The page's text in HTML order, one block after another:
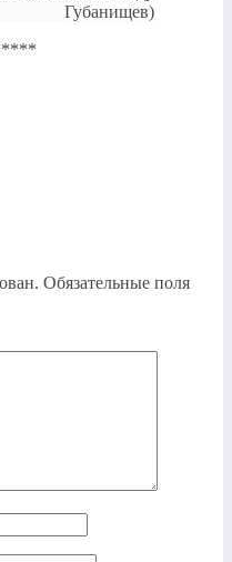
Губанищев)
Обязательные поля